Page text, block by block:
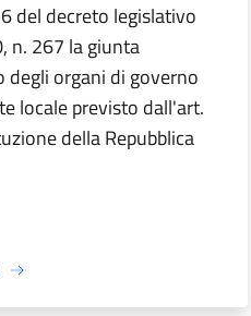
del decreto legislativo
n. 267 la giunta
degli organi di governo
locale previsto dall'art.
della Repubblica